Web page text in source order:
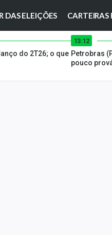
DAS ELEIÇÕES
do 2T26; o que
13:12
Petrobras
pouco